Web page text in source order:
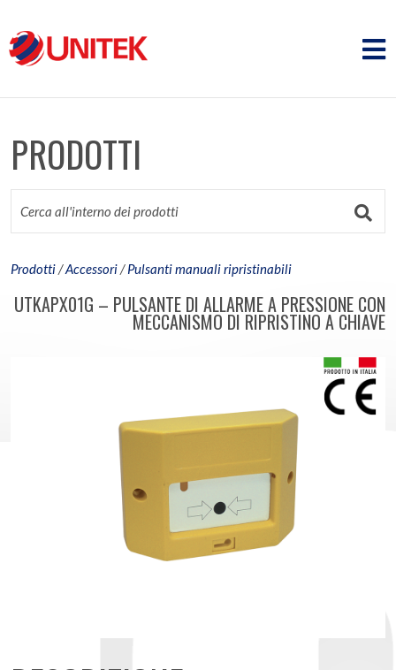
PRODOTTI
Prodotti/Accessori/Pulsanti manuali ripristinabili
UTKAPX01G – PULSANTE DI ALLARME A PRESSIONE CON
MECCANISMO DI RIPRISTINO A CHIAVE